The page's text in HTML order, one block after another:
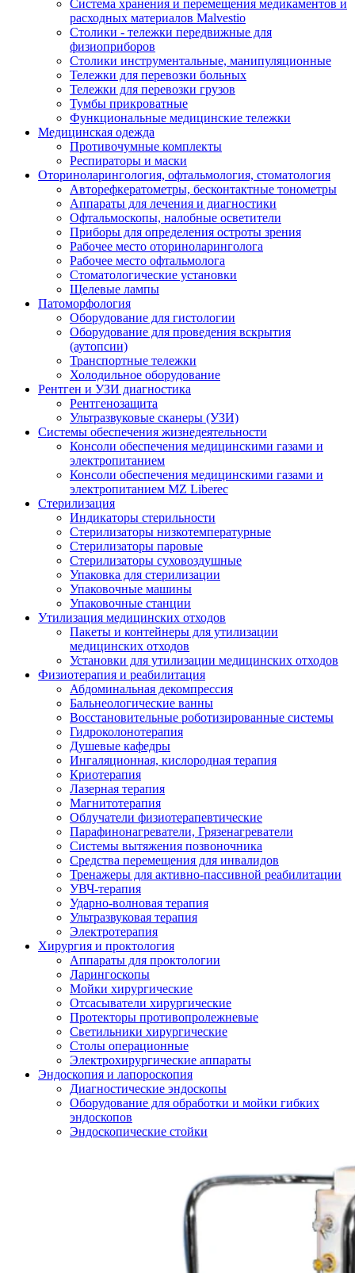
Система хранения и перемещения медикаментов и
расходных материалов Malvestio
Столики - тележки передвижные для
физиоприборов
Столики инструментальные, манипуляционные
Тележки для перевозки больных
Тележки для перевозки грузов
Тумбы прикроватные
Функциональные медицинские тележки
Медицинская одежда
Противочумные комплекты
Респираторы и маски
Оториноларингология, офтальмология, стоматология
Авторефкератометры, бесконтактные тонометры
Аппараты для лечения и диагностики
Офтальмоскопы, налобные осветители
Приборы для определения остроты зрения
Рабочее место оториноларинголога
Рабочее место офтальмолога
Стоматологические установки
Щелевые лампы
Патоморфология
Оборудование для гистологии
Оборудование для проведения вскрытия
(аутопсии)
Транспортные тележки
Холодильное оборудование
Рентген и УЗИ диагностика
Рентгенозащита
Ультразвуковые сканеры (УЗИ)
Системы обеспечения жизнедеятельности
Консоли обеспечения медицинскими газами и
электропитанием
Консоли обеспечения медицинскими газами и
электропитанием MZ Liberec
Стерилизация
Индикаторы стерильности
Стерилизаторы низкотемпературные
Стерилизаторы паровые
Стерилизаторы суховоздушные
Упаковка для стерилизации
Упаковочные машины
Упаковочные станции
Утилизация медицинских отходов
Пакеты и контейнеры для утилизации
медицинских отходов
Установки для утилизации медицинских отходов
Физиотерапия и реабилитация
Абдоминальная декомпрессия
Бальнеологические ванны
Восстановительные роботизированные системы
Гидроколонотерапия
Душевые кафедры
Ингаляционная, кислородная терапия
Криотерапия
Лазерная терапия
Магнитотерапия
Облучатели физиотерапевтические
Парафинонагреватели, Грязенагреватели
Системы вытяжения позвоночника
Средства перемещения для инвалидов
Тренажеры для активно-пассивной реабилитации
УВЧ-терапия
Ударно-волновая терапия
Ультразвуковая терапия
Электротерапия
Хирургия и проктология
Аппараты для проктологии
Ларингоскопы
Мойки хирургические
Отсасыватели хирургические
Протекторы противопролежневые
Светильники хирургические
Столы операционные
Электрохирургические аппараты
Эндоскопия и лапороскопия
Диагностические эндоскопы
Оборудование для обработки и мойки гибких
эндоскопов
Эндоскопические стойки